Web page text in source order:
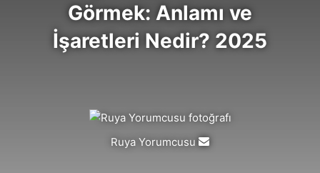
Görmek: Anlamı ve
İşaretleri Nedir? 2025
Ruya Yorumcusu